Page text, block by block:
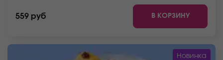
*Внешний вид блюда может отличаться от фото на
сайте.
559 руб В КОРЗИНУ
Новинка